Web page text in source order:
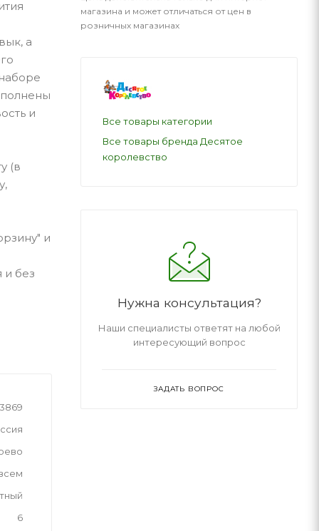
а
и
(в
и
и без
6
магазина и может отличаться от цен в
розничных магазинах
Все товары категории
Все товары бренда Десятое
королевство
Нужна консультация?
Наши специалисты ответят на любой
интересующий вопрос
ЗАДАТЬ ВОПРОС